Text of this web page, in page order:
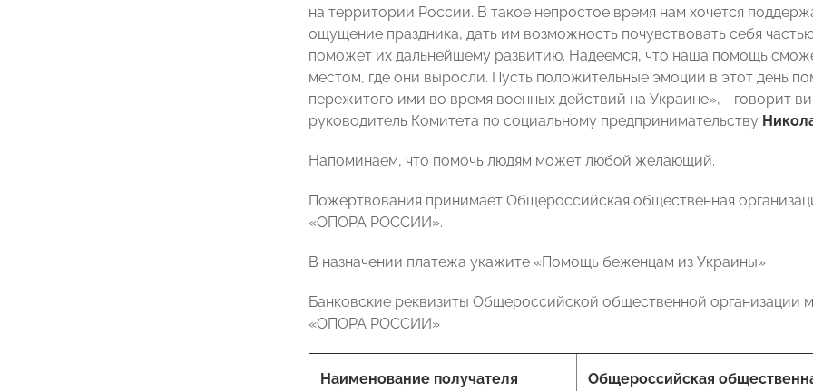
на территории России. В такое непростое время нам хочется
ощущение праздника, дать им возможность почувствовать себя
поможет их дальнейшему развитию. Надеемся, что наша помощь
местом, где они выросли. Пусть положительные эмоции в этот день
пережитого ими во время военных действий на Украине», - говорит
руководитель Комитета по социальному предпринимательству
Напоминаем, что помочь людям может любой желающий.
Пожертвования принимает Общероссийская общественная
«ОПОРА РОССИИ».
В назначении платежа укажите «Помощь беженцам из Украины»
Банковские реквизиты Общероссийской общественной организации
«ОПОРА РОССИИ»
Наименование получателя
Общероссийская